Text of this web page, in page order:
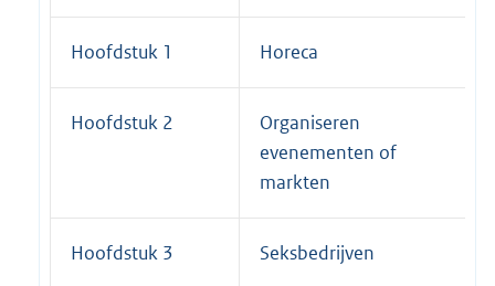
Hoofdstuk 1 Horeca
Hoofdstuk 2
Organiseren
evenementen of
markten
Hoofdstuk 3 Seksbedrijven